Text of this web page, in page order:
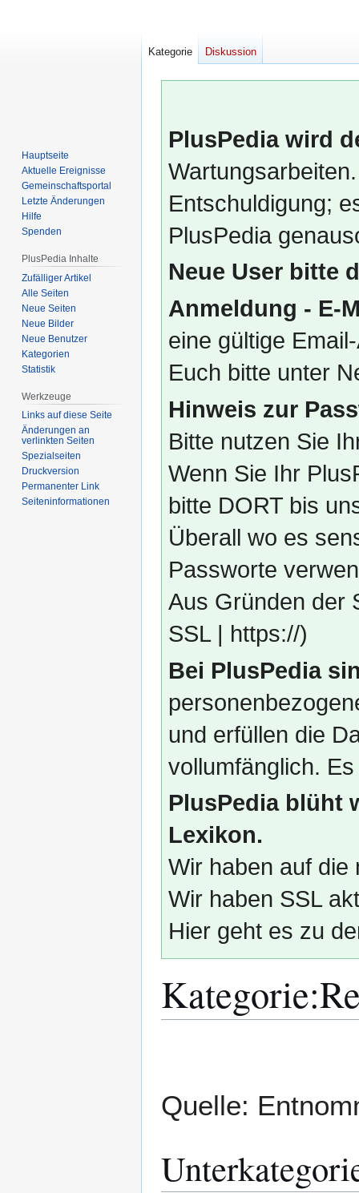
PlusPedia wird
Entschuldigung;
PlusPedia
Neue User bitte
Anmeldung - E-
eine gültige
Euch bitte unter
Hinweis zur
Bitte nutzen Sie
Wenn Sie Ihr
bitte DORT bis
Überall wo es
Passworte
Aus Gründen der
SSL | https://)
Bei PlusPedia
und erfüllen die
vollumfänglich.
PlusPedia blüht
Lexikon.
Wir haben auf die
Wir haben SSL
Hier geht es zu
Kategorie:
Quelle:
Kategorie Diskussion
Hauptseite
Aktuelle Ereignisse
Gemeinschafts­portal
Letzte Änderungen
Hilfe
Spenden
PlusPedia Inhalte
Zufälliger Artikel
Alle Seiten
Neue Seiten
Neue Bilder
Neue Benutzer
Kategorien
Statistik
Werkzeuge
Links auf diese Seite
Änderungen an
verlinkten Seiten
Spezialseiten
Druckversion
Permanenter Link
Seiten­­informationen